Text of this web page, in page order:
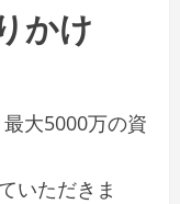
かけ
最大5000万の資
いただきま